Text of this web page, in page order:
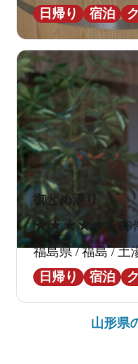
月上旬まで。とい
お出かけください！
すごく楽しい！
日帰り
宿泊
御とめ湯り
★ ★★ ★ ★ 3.89
福島県 / 福島 / 土
日帰り
宿泊
山形県